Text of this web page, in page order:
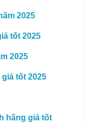
2025
tốt 2025
2025
tốt 2025
hãng giá tốt